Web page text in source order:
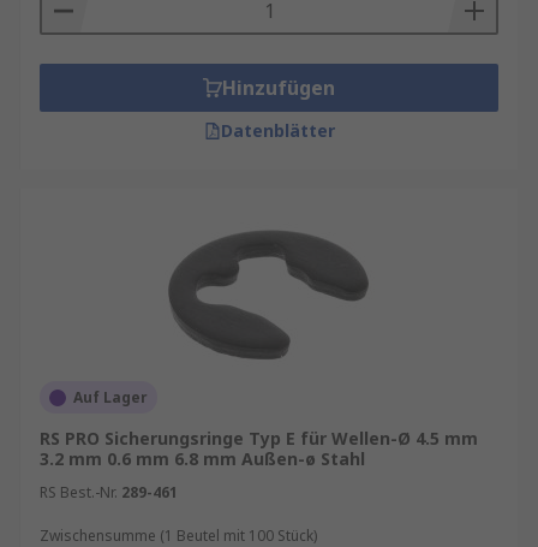
Hinzufügen
Datenblätter
Auf Lager
RS PRO Sicherungsringe Typ E für Wellen-Ø 4.5 mm
3.2 mm 0.6 mm 6.8 mm Außen-ø Stahl
RS Best.-Nr. 289-461
Zwischensumme (1 Beutel mit 100 Stück)